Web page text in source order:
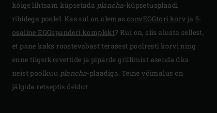
kõige lihtsam küpsetada plancha-küpsetusplaadi
ribidega poolel. Kas sul on olemas convEGGtori korv ja 5-
osaline EGGspanderi komplekt? Kui on, siis alusta sellest,
et pane kaks roostevabast terasest poolresti korvi ning
enne tiigerkrevettide ja piparde grillimist asenda üks
neist poolkuu plancha-plaadiga. Teine võimalus on
jälgida retseptis öeldut.